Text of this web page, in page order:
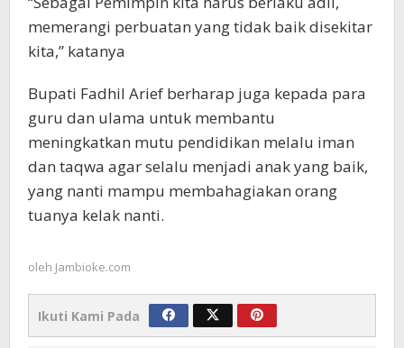
memerangi perbuatan yang tidak baik disekitar
kita,” katanya
Bupati Fadhil Arief berharap juga kepada para
guru dan ulama untuk membantu
meningkatkan mutu pendidikan melalu iman
dan taqwa agar selalu menjadi anak yang baik,
yang nanti mampu membahagiakan orang
tuanya kelak nanti.
oleh Jambioke.com
Ikuti Kami Pada